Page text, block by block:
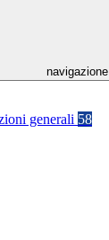
navigazione
generali 58